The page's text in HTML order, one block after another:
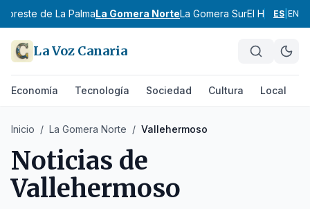
Noreste de La PalmaLa Gomera NorteLa Gomera SurEl Hierro
ES EN
La Voz Canaria
Economía Tecnología Sociedad Cultura Local
Inicio / La Gomera Norte / Vallehermoso
Noticias de
Vallehermoso